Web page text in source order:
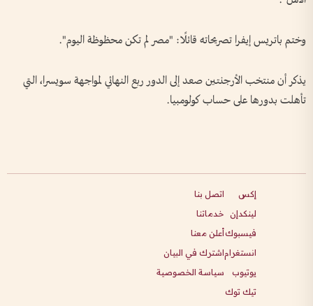
وختم باتريس إيفرا تصريحاته قائلًا: "مصر لم تكن محظوظة اليوم".
يذكر أن منتخب الأرجنتين صعد إلى الدور ربع النهائي لمواجهة سويسرا، التي
تأهلت بدورها على حساب كولومبيا.
إكس
لينكدإن
فيسبوك
انستغرام
يوتيوب
تيك توك
اتصل بنا
خدماتنا
أعلن معنا
اشترك في البيان
سياسة الخصوصية